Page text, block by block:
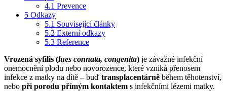
4.1 Prevence
5 Odkazy
5.1 Související články
5.2 Externí odkazy
5.3 Reference
Vrozená syfilis (lues connata, congenita) je závažné infekční
onemocnění plodu nebo novorozence, které vzniká přenosem
infekce z matky na dítě – buď transplacentárně během těhotenství,
nebo při porodu přímým kontaktem s infekčními lézemi matky.